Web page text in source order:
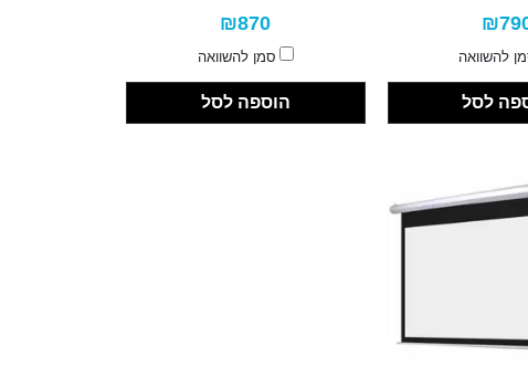
להשוואה
לסל
₪870
סמן להשוואה
הוספה לסל